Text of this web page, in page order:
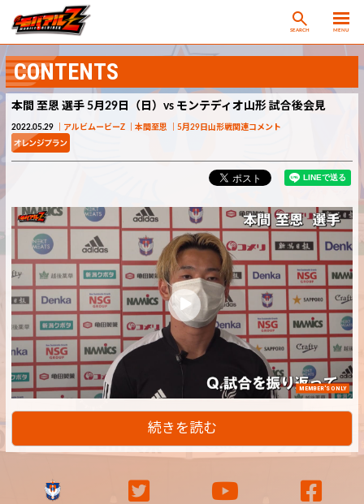
SEARCH MENU
CONTENTS
本間 至恩 選手 5月29日（日）vs モンテディオ山形 試合後会見
2022.05.29 アルビムービーZ 本間至恩 5月29日山形戦関連コメント
MEMBER'S ONLY
続きを読む